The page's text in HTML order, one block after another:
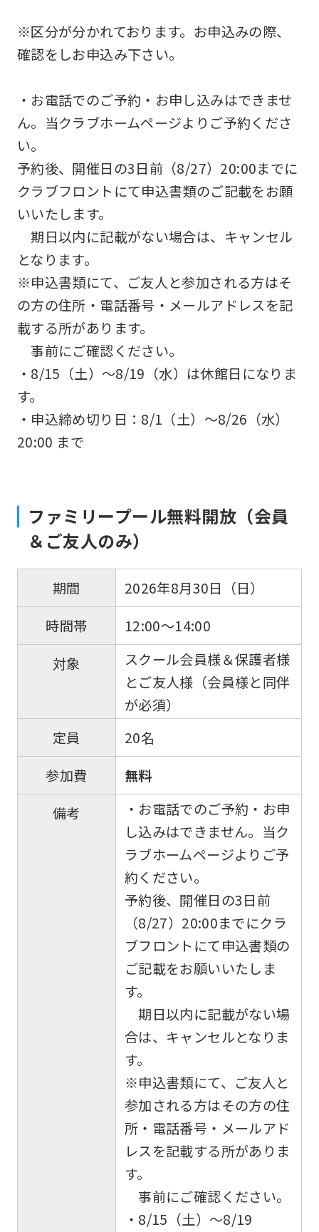
※区分が分かれております。お申込みの際、
確認をしお申込み下さい。
・お電話でのご予約・お申し込みはできませ
ん。当クラブホームページよりご予約くださ
い。
予約後、開催日の3日前（8/27）20:00までに
クラブフロントにて申込書類のご記載をお願
いいたします。
期日以内に記載がない場合は、キャンセル
となります。
※申込書類にて、ご友人と参加される方はそ
の方の住所・電話番号・メールアドレスを記
載する所があります。
事前にご確認ください。
・8/15（土）～8/19（水）は休館日になりま
す。
・申込締め切り日：8/1（土）～8/26（水）
20:00 まで
ファミリープール無料開放（会員
＆ご友人のみ）
期間
2026年8月30日（日）
時間帯
12:00～14:00
対象
スクール会員様＆保護者様
とご友人様（会員様と同伴
が必須）
定員
20名
参加費
無料
備考
・お電話でのご予約・お申
し込みはできません。当ク
ラブホームページよりご予
約ください。
予約後、開催日の3日前
（8/27）20:00までにクラ
ブフロントにて申込書類の
ご記載をお願いいたしま
す。
期日以内に記載がない場
合は、キャンセルとなりま
す。
※申込書類にて、ご友人と
参加される方はその方の住
所・電話番号・メールアド
レスを記載する所がありま
す。
事前にご確認ください。
・8/15（土）～8/19
link
below
automatic
translation)
return
to
top
However,
use
an
translation
of
website
will
translated
mechanically,
so
it
not
an
accurate
translation.
The
translation
may
differ
from
the
original
content.
We
ask
that
you
fully
understand
this
before